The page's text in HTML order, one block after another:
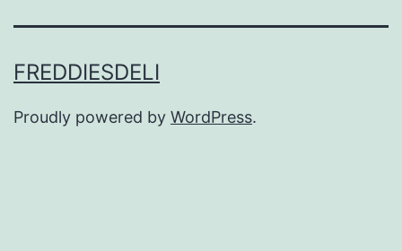
FREDDIESDELI
Proudly powered by WordPress.